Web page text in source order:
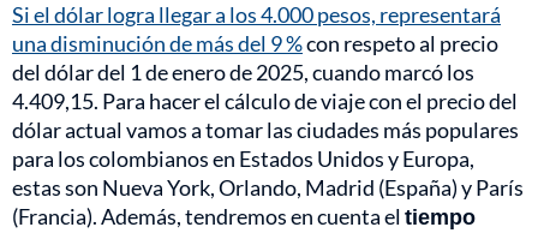
Si el dólar logra llegar a los 4.000 pesos, representará
una disminución de más del 9 %con respeto al precio
del dólar del 1 de enero de 2025, cuando marcó los
4.409,15. Para hacer el cálculo de viaje con el precio del
dólar actual vamos a tomar las ciudades más populares
para los colombianos en Estados Unidos y Europa,
estas son Nueva York, Orlando, Madrid (España) y París
(Francia). Además, tendremos en cuenta eltiempo